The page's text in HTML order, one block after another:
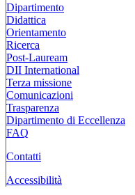
Dipartimento
Didattica
Orientamento
Ricerca
Post-Lauream
DII International
Terza missione
Comunicazioni
Trasparenza
Dipartimento di Eccellenza
FAQ
Contatti
Accessibilità